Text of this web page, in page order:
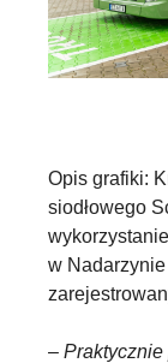
Opis grafiki:
siodłowego
w
– Praktycznie